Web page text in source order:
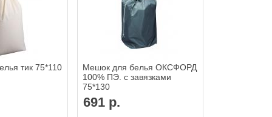
тик 75*110
Мешок для белья ОКСФОРД
100% ПЭ. с завязками
75*130
691 р.